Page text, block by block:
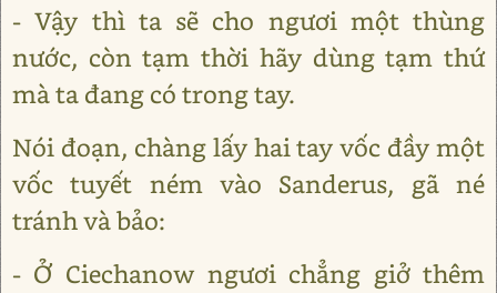
- Vậy thì ta sẽ cho ngươi một thùng
nước, còn tạm thời hãy dùng tạm thứ
mà ta đang có trong tay.
Nói đoạn, chàng lấy hai tay vốc đầy một
vốc tuyết ném vào Sanderus, gã né
tránh và bảo:
- Ở Ciechanow ngươi chẳng giở thêm